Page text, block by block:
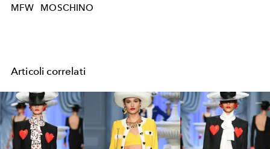
MFW MOSCHINO
Articoli correlati